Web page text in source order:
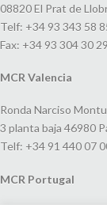
08820 El Prat de
Telf: +34 93 343 58
Fax: +34 93 304 30 29
MCR Valencia
Ronda Narciso
3 planta baja 46980
Telf: +34 91 440 07
MCR Portugal